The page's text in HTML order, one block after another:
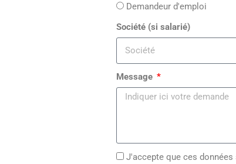
Demandeur d'emploi
Société (si salarié)
Message
J'accepte que ces